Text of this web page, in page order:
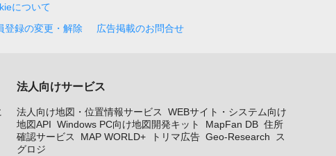
について
登録の変更・解除 広告掲載のお問合せ
法人向けサービス
法人向け地図・位置情報サービス
WEBサイト・システム向け
地図API Windows PC向け地図開発キット MapFan DB 住所
確認サービス
MAP WORLD+ トリマ広告 Geo-Research
ス
グロジ